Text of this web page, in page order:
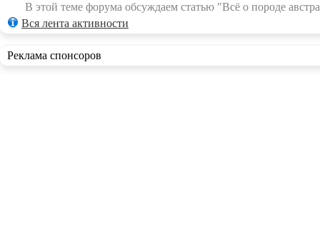
В этой теме форума обсуждаем статью "Всё о породе
Вся лента активности
Реклама спонсоров